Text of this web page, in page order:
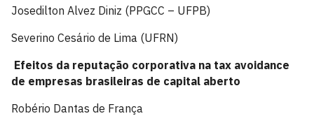
Josedilton Alvez Diniz (PPGCC – UFPB)
Severino Cesário de Lima (UFRN)
Efeitos da reputação corporativa na tax avoidance
de empresas brasileiras de capital aberto
Robério Dantas de França